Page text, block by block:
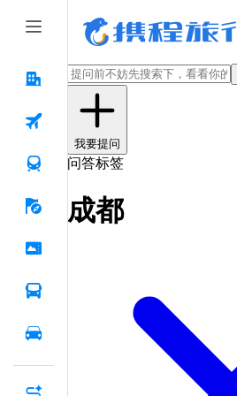
我要提问
问答标签
成都